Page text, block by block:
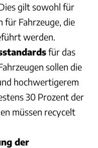
gilt sowohl für
für Fahrzeuge, die
werden.
für das
sollen die
hochwertigerem
30 Prozent der
müssen recycelt
der